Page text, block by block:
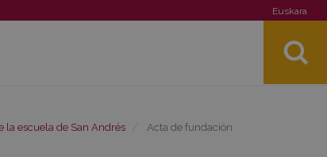
Euskara
la escuela de San Andrés
Acta de fundación